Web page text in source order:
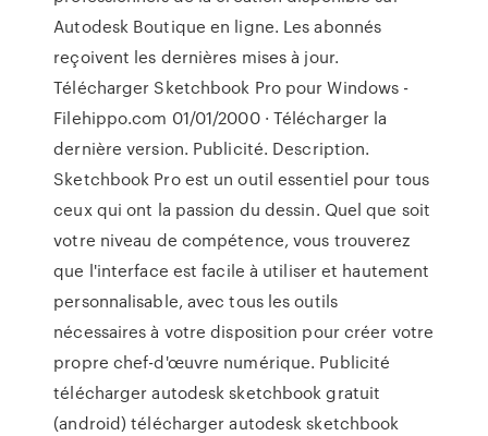
Autodesk Boutique en ligne. Les abonnés
reçoivent les dernières mises à jour.
Télécharger Sketchbook Pro pour Windows -
Filehippo.com 01/01/2000 · Télécharger la
dernière version. Publicité. Description.
Sketchbook Pro est un outil essentiel pour tous
ceux qui ont la passion du dessin. Quel que soit
votre niveau de compétence, vous trouverez
que l'interface est facile à utiliser et hautement
personnalisable, avec tous les outils
nécessaires à votre disposition pour créer votre
propre chef-d'œuvre numérique. Publicité
télécharger autodesk sketchbook gratuit
(android) télécharger autodesk sketchbook